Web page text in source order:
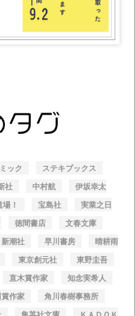
ック
ステキブックス
社 中村航
伊坂幸太
！ 宝島社
実業之日
徳間書店
文春文庫
新潮社 早川書房
晴耕雨
東京創元社
東野圭吾
直木賞作家
知念実希人
作家
角川春樹事務所